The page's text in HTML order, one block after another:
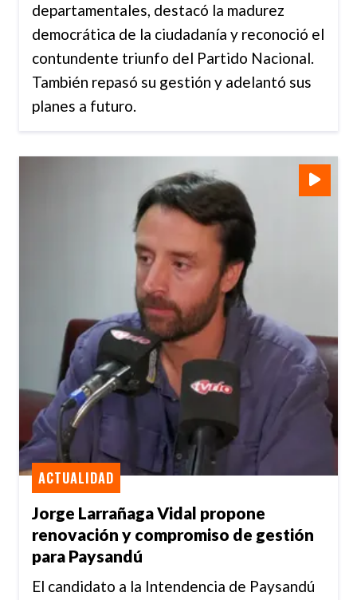
departamentales, destacó la madurez
democrática de la ciudadanía y reconoció el
contundente triunfo del Partido Nacional.
También repasó su gestión y adelantó sus
planes a futuro.
Jorge Larrañaga Vidal propone
renovación y compromiso de gestión
para Paysandú
ACTUALIDAD
El candidato a la Intendencia de Paysandú